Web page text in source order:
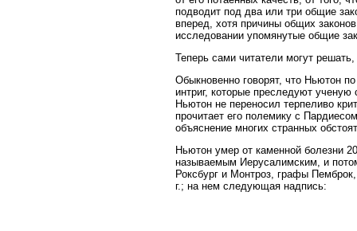
подводит под два или три общие
вперед, хотя причины общих
исследовании упомянутые общие
Теперь сами читатели могут
Обыкновенно говорят, что Ньютон
интриг, которые преследуют
Ньютон не переносил терпеливо
прочитает его полемику с
объяснение многих странных
Ньютон умер от каменной болезни
называемым Иерусалимским, и
Роксбург и Монтроз, графы
г.; на нем следующая надпись: